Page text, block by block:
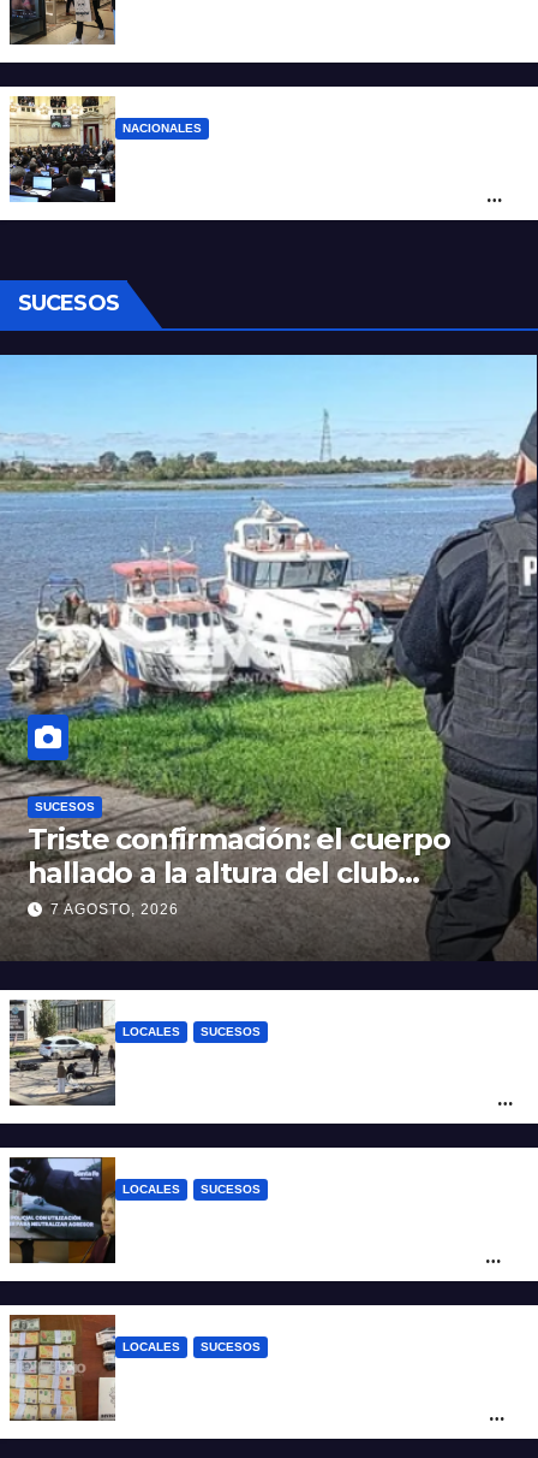
NACIONALES
Senado
SUCESOS
SUCESOS
Triste confirmación: el cuerpo
hallado a la altura del club
Náutico Sur es el de Fernando
Cappi, el kitesurfista buscado
7 AGOSTO, 2026
LOCALES SUCESOS
tendida sobre la calzada
LOCALES SUCESOS
con un arma blanca en la ruta 168
LOCALES SUCESOS
de 700 gramos de cocaína